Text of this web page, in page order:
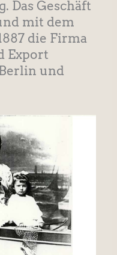
Das Geschäft
mit dem
die Firma
Export
und